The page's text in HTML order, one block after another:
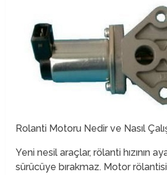
Rolanti Motoru Nedir ve Nasıl
Yeni nesil araçlar, rölanti hızının
sürücüye bırakmaz. Motor